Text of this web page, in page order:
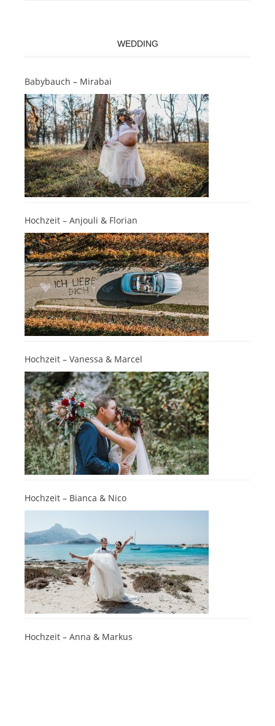
WEDDING
Babybauch – Mirabai
Hochzeit – Anjouli & Florian
Hochzeit – Vanessa & Marcel
Hochzeit – Bianca & Nico
Hochzeit – Anna & Markus